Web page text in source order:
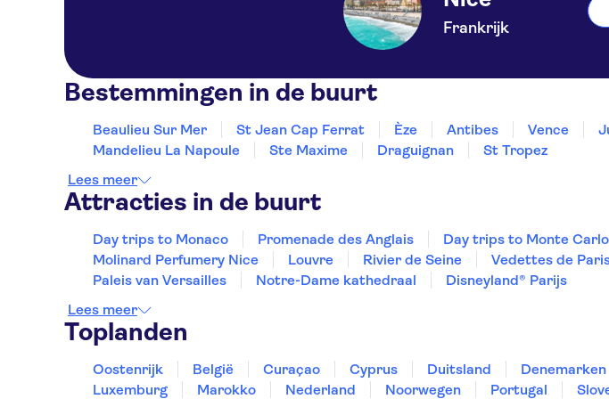
Hotel Cronstadt
Splendid Hotel & Spa Nice
Hotel Le Grimaldi
Ajoupa Apart'hotel Nice
Hotel du Midi
Hotel So’co by
HappyCulture
Hotel d'Ostende
Hotel Le Grimaldi by
HappyCulture
Frankrijk
Bestemmingen in de buurt
Beaulieu Sur Mer St Jean Cap Ferrat Èze Antibes Vence
Mandelieu La Napoule
Ste Maxime Draguignan
St Tropez
Lees meer
Attracties in de buurt
Day trips to Monaco Promenade des Anglais Day trips to Monte Carlo
Molinard Perfumery Nice
Louvre Rivier de Seine Vedettes de
Paleis van Versailles
Notre-Dame kathedraal
Disneyland® Parijs
Lees meer
Toplanden
Oostenrijk België Curaçao Cyprus Duitsland Denemarken
Luxemburg
Marokko Nederland Noorwegen Portugal